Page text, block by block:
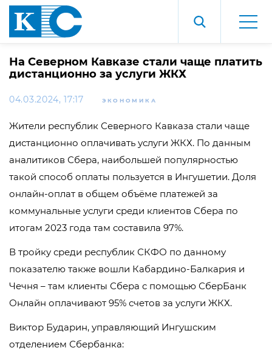
На Северном Кавказе стали чаще платить
дистанционно за услуги ЖКХ
04.03.2024, 17:17 ЭКОНОМИКА
Жители республик Северного Кавказа стали чаще
дистанционно оплачивать услуги ЖКХ. По данным
аналитиков Сбера, наибольшей популярностью
такой способ оплаты пользуется в Ингушетии. Доля
онлайн-оплат в общем объёме платежей за
коммунальные услуги среди клиентов Сбера по
итогам 2023 года там составила 97%.
В тройку среди республик СКФО по данному
показателю также вошли Кабардино-Балкария и
Чечня – там клиенты Сбера с помощью СберБанк
Онлайн оплачивают 95% счетов за услуги ЖКХ.
Виктор Бударин, управляющий Ингушским
отделением Сбербанка: